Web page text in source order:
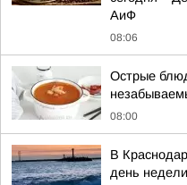
АиФ
08:06
Острые
08:00
В
день недели